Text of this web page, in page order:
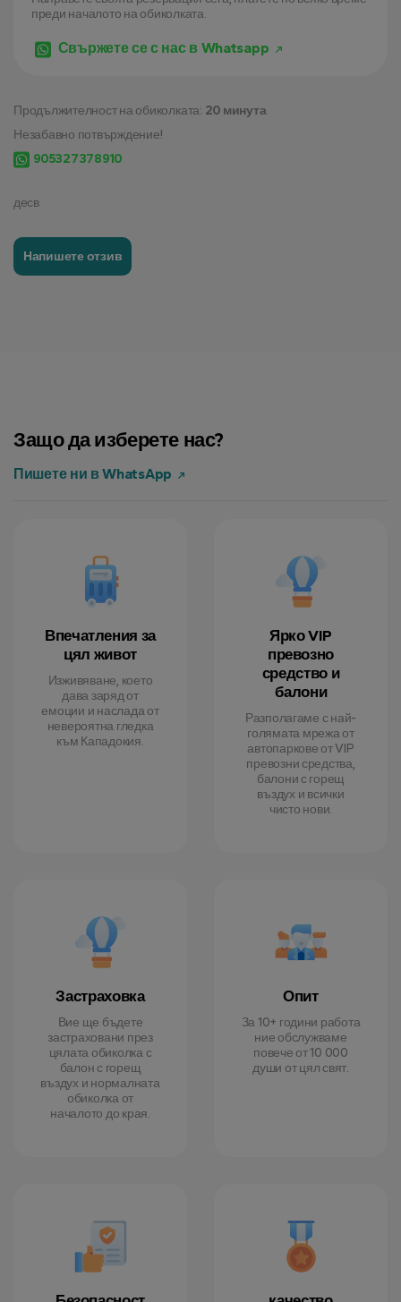
десв
Напишете отзив
преди началото на обиколката.
Свържете се с нас в Whatsapp
Продължителност на обиколката: 20 минута
Незабавно потвърждение!
905327378910
Защо да изберете нас?
Пишете ни в WhatsApp
Впечатления за
цял живот
Изживяване, което
дава заряд от
емоции и наслада от
невероятна гледка
към Кападокия.
Ярко VIP
превозно
средство и
балони
Разполагаме с най-
голямата мрежа от
автопаркове от VIP
превозни средства,
балони с горещ
въздух и всички
чисто нови.
Застраховка
Вие ще бъдете
застраховани през
цялата обиколка с
балон с горещ
въздух и нормалната
обиколка от
началото до края.
Опит
За 10+ години работа
ние обслужваме
повече от 10 000
души от цял свят.